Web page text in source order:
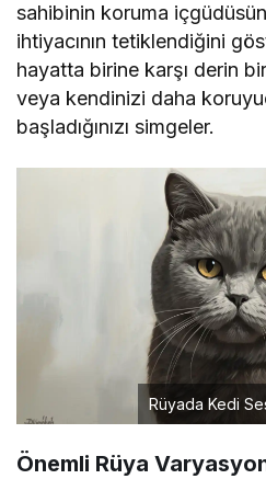
sahibinin koruma
ihtiyacının tetiklendiğini
hayatta birine karşı derin
veya kendinizi daha
başladığınızı simgeler.
Rüyada Kedi
Önemli Rüya